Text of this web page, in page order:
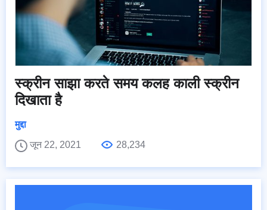
स्क्रीन साझा करते समय कलह काली स्क्रीन
दिखाता है
मुद्दा
जून 22, 2021
28,234